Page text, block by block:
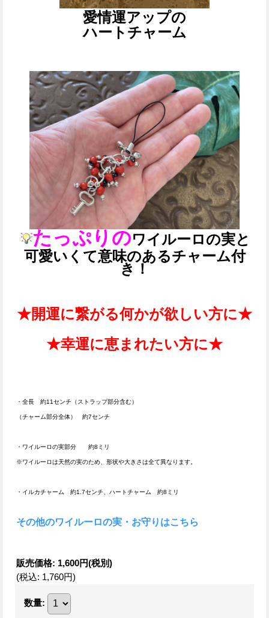
愛情運アップの
ハートチャーム
たっぷりのワイルーロの実と
可愛いくて意味のあるチャーム付
き！
★開運に繋がる何かが欲しい方に★
★幸運に恵まれたい方に★
・全長 約11センチ（ストラップ部分含む）
（チャーム部分全体） 約7センチ
・ワイルーロの実部分 約8ミリ
※ワイルーロは天然の実のため、形状や大きさは全て異なります。
・イルカチャーム 約1.7センチ、ハートチャーム 約8ミリ
その他のワイルーロの実・お守りはこちら
販売価格: 1,600円(税別)
(税込: 1,760円)
数量: